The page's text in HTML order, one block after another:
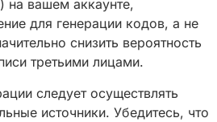
на вашем аккаунте,
для генерации кодов, а не
снизить вероятность
третьими лицами.
следует осуществлять
источники. Убедитесь, что